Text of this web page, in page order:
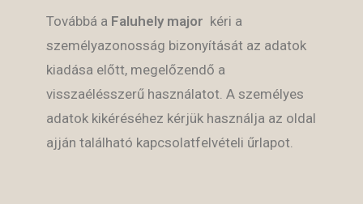
Továbbá a Faluhely major kéri a
személyazonosság bizonyítását az adatok
kiadása előtt, megelőzendő a
visszaélésszerű használatot. A személyes
adatok kikéréséhez kérjük használja az oldal
ajján található kapcsolatfelvételi űrlapot.